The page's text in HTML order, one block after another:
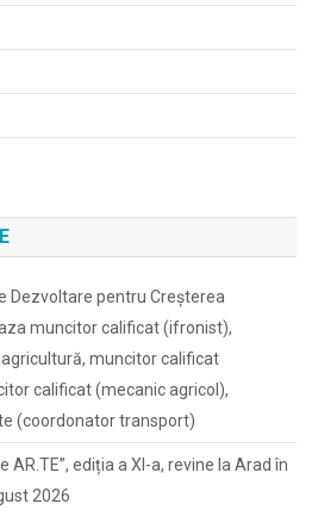
Dezvoltare pentru Creșterea
muncitor calificat (ifronist),
muncitor calificat
calificat (mecanic agricol),
(coordonator transport)
AR.TE”, ediția a XI-a, revine la Arad în
2026